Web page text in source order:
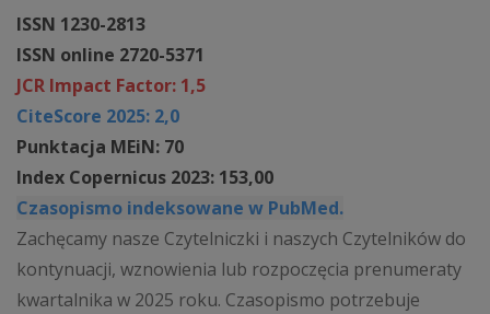
ISSN 1230-2813
ISSN online 2720-5371
JCR Impact Factor: 1,5
CiteScore 2025: 2,0
Punktacja MEiN: 70
Index Copernicus 2023: 153,00
Czasopismo indeksowane w PubMed.
Zachęcamy nasze Czytelniczki i naszych Czytelników do
kontynuacji, wznowienia lub rozpoczęcia prenumeraty
kwartalnika w 2025 roku. Czasopismo potrzebuje